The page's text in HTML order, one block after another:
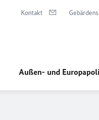
Kontakt
Außen- und